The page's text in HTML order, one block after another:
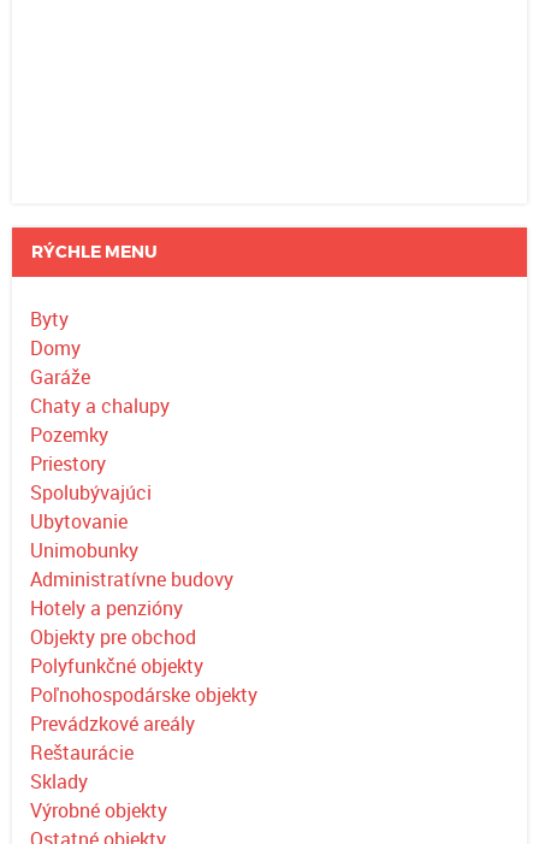
RÝCHLE MENU
Byty
Domy
Garáže
Chaty a chalupy
Pozemky
Priestory
Spolubývajúci
Ubytovanie
Unimobunky
Administratívne budovy
Hotely a penzióny
Objekty pre obchod
Polyfunkčné objekty
Poľnohospodárske objekty
Prevádzkové areály
Reštaurácie
Sklady
Výrobné objekty